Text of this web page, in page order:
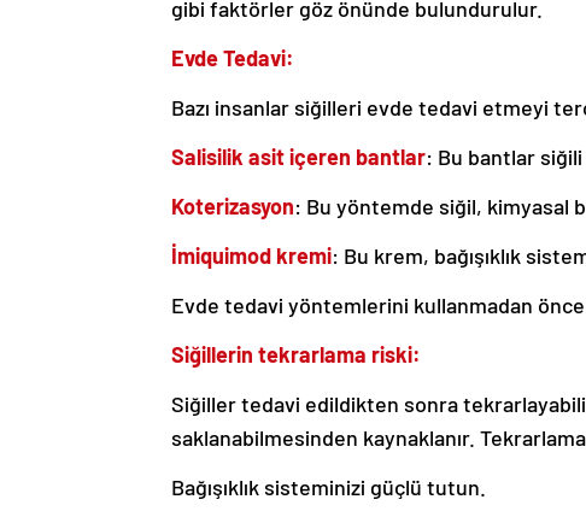
gibi faktörler göz önünde bulundurulur.
Evde Tedavi:
Bazı insanlar siğilleri evde tedavi etmeyi
Salisilik asit içeren bantlar: Bu bantlar
Koterizasyon: Bu yöntemde siğil, kimyasal
İmiquimod kremi: Bu krem, bağışıklık
Evde tedavi yöntemlerini kullanmadan
Siğillerin tekrarlama riski:
Siğiller tedavi edildikten sonra
saklanabilmesinden kaynaklanır.
Bağışıklık sisteminizi güçlü tutun.